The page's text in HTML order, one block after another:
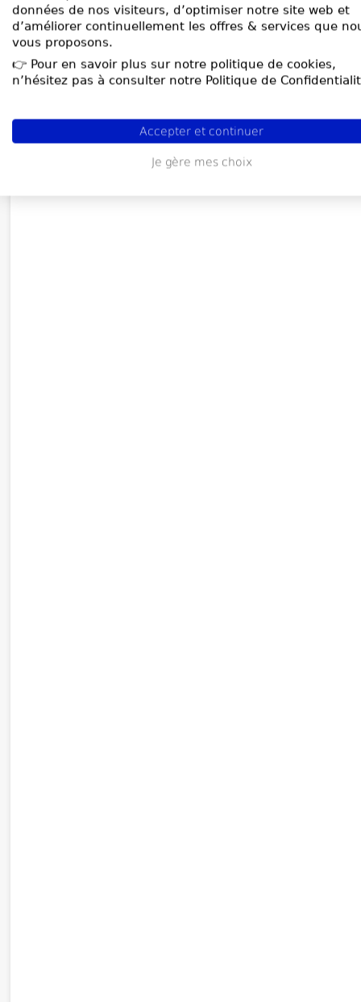
données de nos visiteurs, d’optimiser notre site web et
d’améliorer continuellement les offres & services que
vous proposons.
👉 Pour en savoir plus sur notre politique de cookies,
n’hésitez pas à consulter notre Politique de
Accepter et continuer
Je gère mes choix